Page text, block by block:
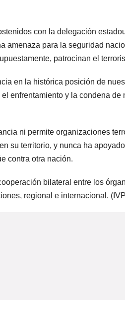
con la delegación
amenaza para la seguridad
patrocinan el
en la histórica posición de
enfrentamiento y la condena de
ni permite organizaciones
su territorio, y nunca ha
contra otra nación.
bilateral entre los
regional e internacional.